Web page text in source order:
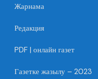
Жарнама
Редакция
PDF | онлайн газет
Газетке жазылу – 2023